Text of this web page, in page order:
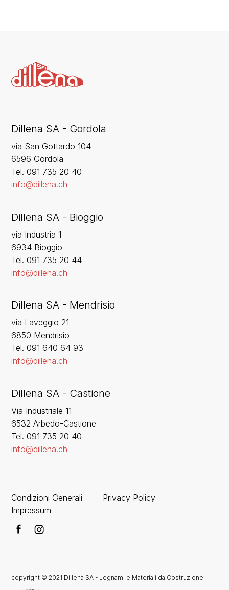
Dillena SA - Gordola
via San Gottardo 104
6596 Gordola
‍Tel. 091 735 20 40
info@dillena.ch
Dillena SA - Bioggio
via Industria 1
6934 Bioggio
Tel. 091 735 20 44
info@dillena.ch
Dillena SA - Mendrisio
via Laveggio 21
6850 Mendrisio
Tel. 091 640 64 93
info@dillena.ch
Dillena SA - Castione
Via Industriale 11
6532 Arbedo-Castione
Tel. 091 735 20 40
info@dillena.ch
Condizioni Generali
Privacy Policy
Impressum
copyright © 2021 Dillena SA - Legnami e Materiali da Costruzione